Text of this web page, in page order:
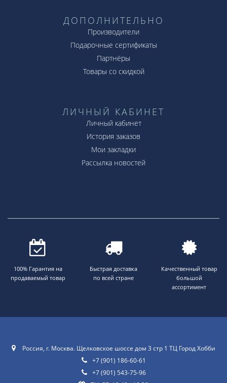
ДОПОЛНИТЕЛЬНО
Производители
Подарочные сертификаты
Партнёры
Товары со скидкой
ЛИЧНЫЙ КАБИНЕТ
Личный кабинет
История заказов
Мои закладки
Рассылка новостей
100% Гарантия на
продаваемый товар
Быстрая доставка
по всей стране
Качественный товар
большой
ассортимент
Россия, г. Москва. Щелковское шоссе дом 3 стр 1 ТЦ Город Хобби
+7 (901) 186-60-61
+7 (901) 543-75-96